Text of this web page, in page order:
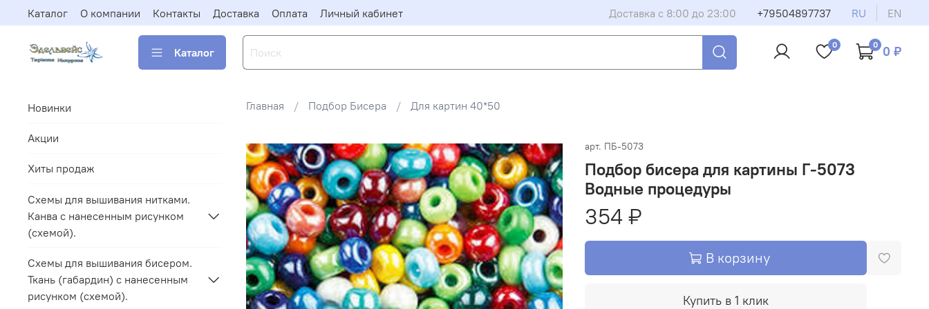
Каталог О компании Контакты Доставка Оплата Личный кабинет Доставка с 8:00 до 23:00 +79504897737 RU EN
Каталог
0 0 0 ₽
Главная Подбор Бисера Для картин 40*50
арт. ПБ-5073
Подбор бисера для картины Г-5073
Водные процедуры
354 ₽
В корзину
Купить в 1 клик
Новинки
Акции
Хиты продаж
Схемы для вышивания нитками.
Канва с нанесенным рисунком
(схемой).
Схемы для вышивания бисером.
Ткань (габардин) с нанесенным
рисунком (схемой).